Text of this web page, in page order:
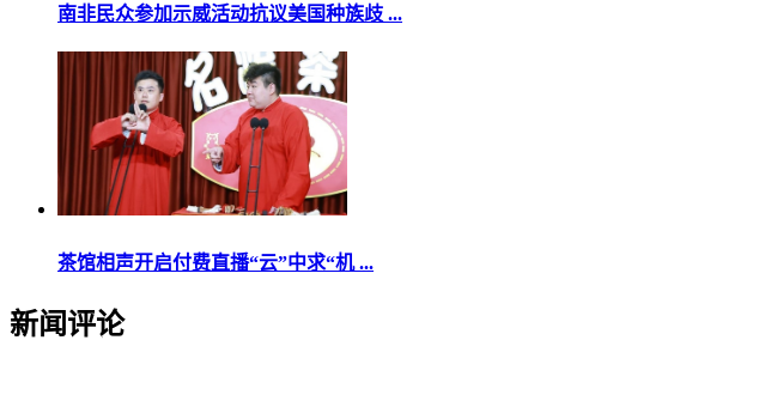
南非民众参加示威活动抗议美国种族歧 ...
茶馆相声开启付费直播“云”中求“机 ...
新闻评论